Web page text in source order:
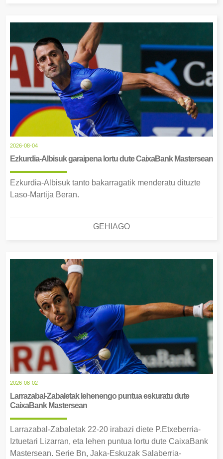
2026-08-04
Ezkurdia-Albisuk garaipena lortu dute CaixaBank Mastersean
Ezkurdia-Albisuk tanto bakarragatik menderatu dituzte
Laso-Martija Beran.
GEHIAGO
2026-08-02
Larrazabal-Zabaletak lehenengo puntua eskuratu dute
CaixaBank Mastersean
Larrazabal-Zabaletak 22-20 irabazi diete P.Etxeberria-
Iztuetari Lizarran, eta lehen puntua lortu dute CaixaBank
Mastersean. Serie Bn, Jaka-Eskuzak Salaberria-